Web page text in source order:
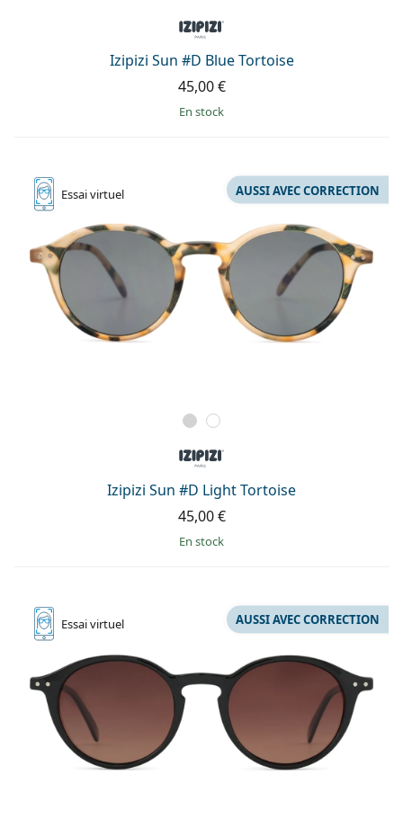
Izipizi Sun #D Blue Tortoise
45,00 €
en stock
Essaivirtuel
Izipizi Sun #D Light Tortoise
AUSSI AVEC CORRECTION
45,00 €
en stock
Essaivirtuel AUSSI AVEC CORRECTION